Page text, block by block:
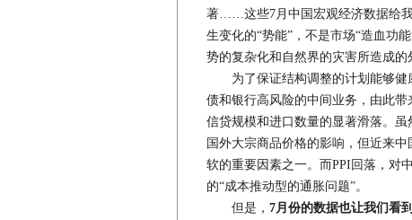
著……这些7月中国宏观经济数据给
生变化的“势能”，不是市场“造血功
势的复杂化和自然界的灾害所造成的
为了保证结构调整的计划能够健
债和银行高风险的中间业务，由此
信贷规模和进口数量的显著滑落。
国外大宗商品价格的影响，但近来
软的重要因素之一。而PPI回落，对
的“成本推动型的通胀问题”。
但是， 7月份的数据也让我们看